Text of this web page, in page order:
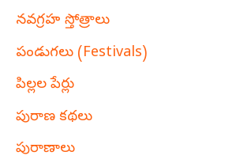
నవగ్రహ స్తోత్రాలు
పండుగలు (Festivals)
పిల్లల పేర్లు
పురాణ కథలు
పురాణాలు